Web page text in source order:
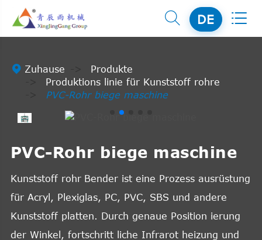
 DE 
 Zuhause
Produkte
Produktions linie für Kunststoff rohre
PVC-Rohr biege maschine
PVC-Rohr biege maschine
Kunststoff rohr Bender ist eine Prozess ausrüstung
für Acryl, Plexiglas, PC, PVC, SBS und andere
Kunststoff platten. Durch genaue Position ierung
der Winkel, fortschritt liche Infrarot heizung und